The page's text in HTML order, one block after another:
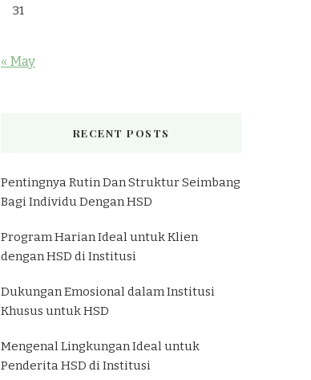
31
« May
RECENT POSTS
Pentingnya Rutin Dan Struktur Seimbang
Bagi Individu Dengan HSD
Program Harian Ideal untuk Klien
dengan HSD di Institusi
Dukungan Emosional dalam Institusi
Khusus untuk HSD
Mengenal Lingkungan Ideal untuk
Penderita HSD di Institusi